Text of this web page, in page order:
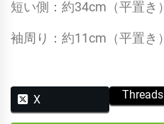
個
短い側：約34cm（平置き）
袖周り：約11cm（平置き）
X Threads